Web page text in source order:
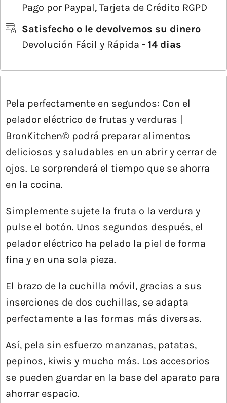
Pago por Paypal, Tarjeta de Crédito RGPD
Satisfecho o le devolvemos su dinero
Devolución Fácil y Rápida - 14 dias
Pela perfectamente en segundos: Con el
pelador eléctrico de frutas y verduras |
BronKitchen© podrá preparar alimentos
deliciosos y saludables en un abrir y cerrar de
ojos. Le sorprenderá el tiempo que se ahorra
en la cocina.
Simplemente sujete la fruta o la verdura y
pulse el botón. Unos segundos después, el
pelador eléctrico ha pelado la piel de forma
fina y en una sola pieza.
El brazo de la cuchilla móvil, gracias a sus
inserciones de dos cuchillas, se adapta
perfectamente a las formas más diversas.
Así, pela sin esfuerzo manzanas, patatas,
pepinos, kiwis y mucho más. Los accesorios
se pueden guardar en la base del aparato para
ahorrar espacio.